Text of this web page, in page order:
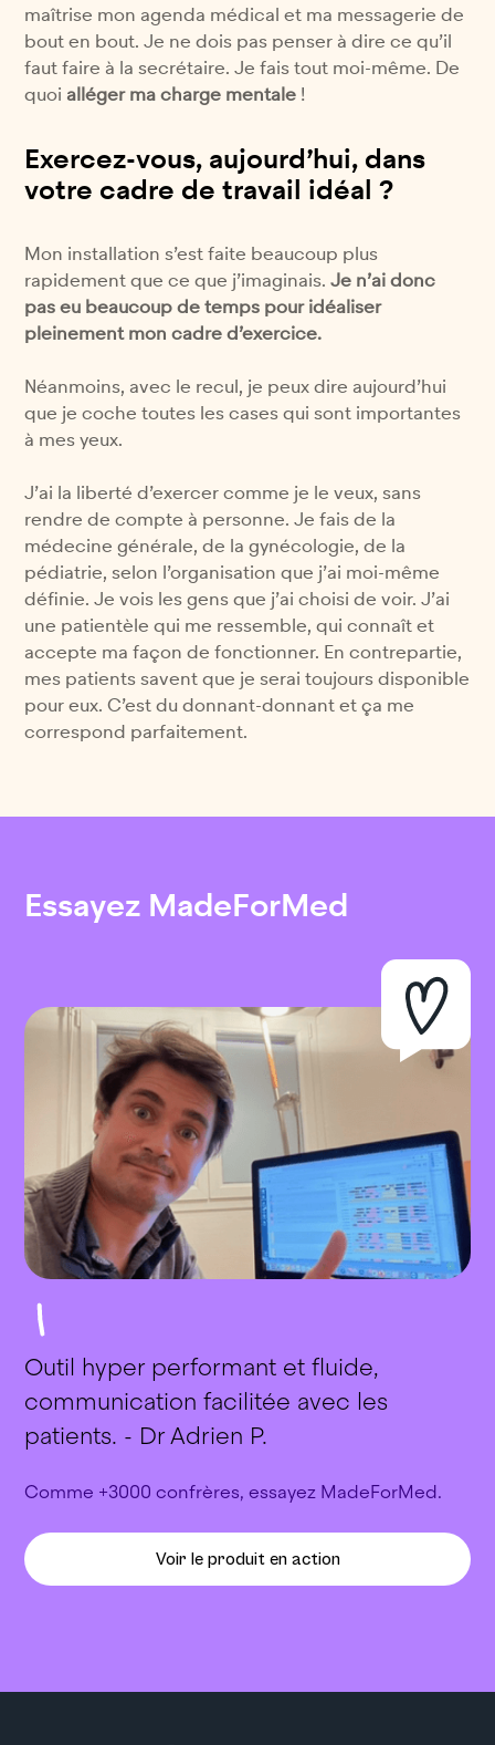
maîtrise mon agenda médical et ma messagerie de
bout en bout. Je ne dois pas penser à dire ce qu’il
faut faire à la secrétaire. Je fais tout moi-même. De
quoi alléger ma charge mentale !
Exercez-vous, aujourd’hui, dans
votre cadre de travail idéal ?
Mon installation s’est faite beaucoup plus
rapidement que ce que j’imaginais.Je n’ai donc
pas eu beaucoup de temps pour idéaliser
pleinement mon cadre d’exercice.
Néanmoins, avec le recul, je peux dire aujourd’hui
que je coche toutes les cases qui sont importantes
à mes yeux.
J’ai la liberté d’exercer comme je le veux, sans
rendre de compte à personne. Je fais de la
médecine générale, de la gynécologie, de la
pédiatrie, selon l’organisation que j’ai moi-même
définie. Je vois les gens que j’ai choisi de voir. J’ai
une patientèle qui me ressemble, qui connaît et
accepte ma façon de fonctionner. En contrepartie,
mes patients savent que je serai toujours disponible
pour eux. C’est du donnant-donnant et ça me
correspond parfaitement.
Essayez MadeForMed
Outil hyper performant et fluide,
communication facilitée avec les
patients. - Dr Adrien P.
Comme +3000 confrères, essayez MadeForMed.
Voir le produit en action